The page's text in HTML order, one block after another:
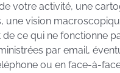
votre activité, une
une vision
de ce qui ne fonctionne
par email,
ou en face-à-